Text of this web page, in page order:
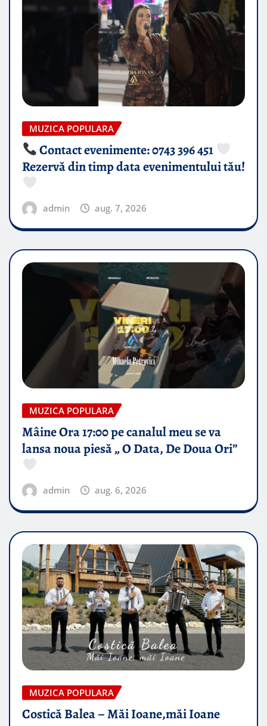
MUZICA POPULARA
Contact evenimente: 0743 396 451
Rezervă din timp data evenimentului tău!
admin aug. 7, 2026
MUZICA POPULARA
Mâine Ora 17:00 pe canalul meu se va
lansa noua piesă „ O Data, De Doua Ori”
admin aug. 6, 2026
MUZICA POPULARA
Costică Balea – Măi Ioane,măi Ioane